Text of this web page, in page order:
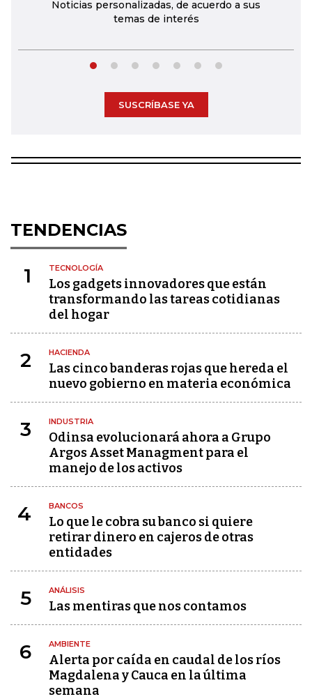
Noticias personalizadas, de acuerdo a sus
temas de interés
SUSCRÍBASE YA
TENDENCIAS
1 TECNOLOGÍA
Los gadgets innovadores que están
transformando las tareas cotidianas
del hogar
2 HACIENDA
Las cinco banderas rojas que hereda el
nuevo gobierno en materia económica
3 INDUSTRIA
Odinsa evolucionará ahora a Grupo
Argos Asset Managment para el
manejo de los activos
4 BANCOS
Lo que le cobra su banco si quiere
retirar dinero en cajeros de otras
entidades
5 ANÁLISIS
Las mentiras que nos contamos
6 AMBIENTE
Alerta por caída en caudal de los ríos
Magdalena y Cauca en la última
semana